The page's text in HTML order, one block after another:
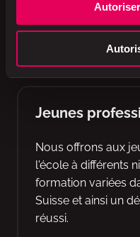
Ouvrir le
Jeunes
Nous offrons aux
l'école à différents
formation variées
Suisse et ainsi un
réussi.